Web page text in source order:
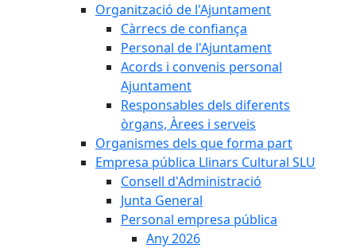
Organització de l'Ajuntament
Càrrecs de confiança
Personal de l'Ajuntament
Acords i convenis personal
Ajuntament
Responsables dels diferents
òrgans, Àrees i serveis
Organismes dels que forma part
Empresa pública Llinars Cultural SLU
Consell d'Administració
Junta General
Personal empresa pública
Any 2026